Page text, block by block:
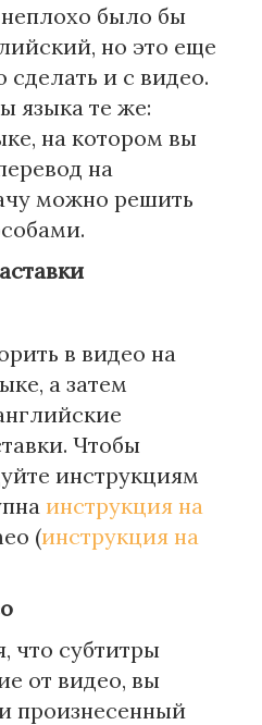
было бы
но это еще
сделать и с видео.
языка те же:
на котором вы
на
можно решить
в видео на
а затем
Чтобы
инструкциям
инструкция на
(инструкция на
что субтитры
от видео, вы
произнесенный